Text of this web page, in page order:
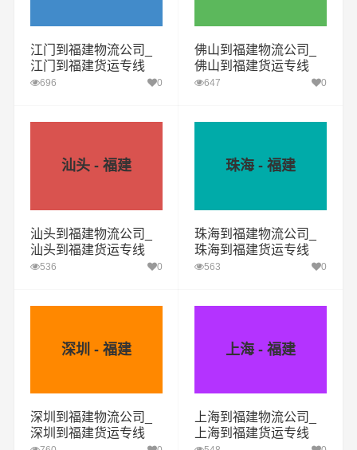
江门到福建物流公司_
江门到福建货运专线
696 0
佛山到福建物流公司_
佛山到福建货运专线
647 0
汕头 - 福建
汕头到福建物流公司_
汕头到福建货运专线
536 0
珠海 - 福建
珠海到福建物流公司_
珠海到福建货运专线
563 0
深圳 - 福建
深圳到福建物流公司_
深圳到福建货运专线
上海 - 福建
上海到福建物流公司_
上海到福建货运专线